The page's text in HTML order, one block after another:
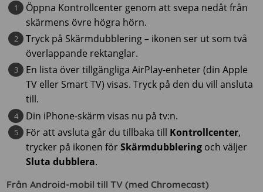
Öppna Kontrollcenter genom att svepa nedåt från
skärmens övre högra hörn.
Tryck på Skärmdubblering – ikonen ser ut som två
överlappande rektanglar.
En lista över tillgängliga AirPlay-enheter (din Apple
TV eller Smart TV) visas. Tryck på den du vill ansluta
till.
Din iPhone-skärm visas nu på tv:n.
För att avsluta går du tillbaka till Kontrollcenter,
trycker på ikonen förSkärmdubblering och väljer
Sluta dubblera.
Från Android-mobil till TV (med Chromecast)